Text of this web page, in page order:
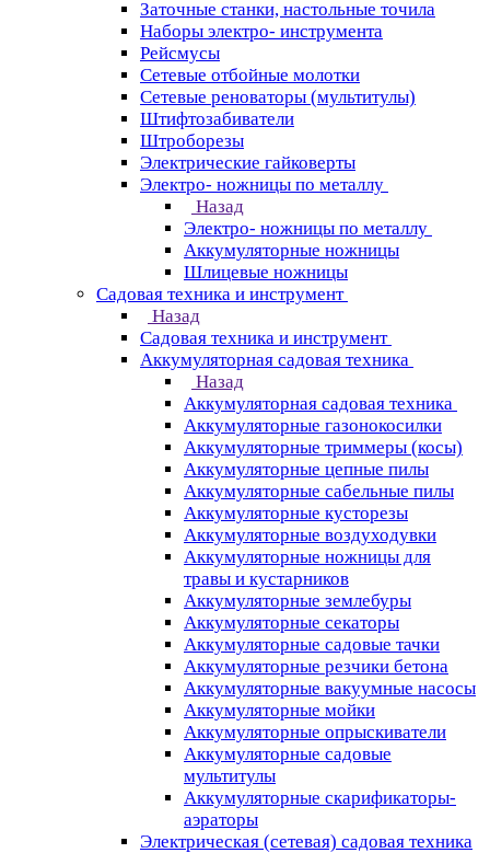
Заточные станки, настольные точила
Наборы электро- инструмента
Рейсмусы
Сетевые отбойные молотки
Сетевые реноваторы (мультитулы)
Штифтозабиватели
Штроборезы
Электрические гайковерты
Электро- ножницы по металлу
Назад
Электро- ножницы по металлу
Аккумуляторные ножницы
Шлицевые ножницы
Cадовая техника и инструмент
Назад
Cадовая техника и инструмент
Аккумуляторная садовая техника
Назад
Аккумуляторная садовая техника
Аккумуляторные газонокосилки
Аккумуляторные триммеры (косы)
Аккумуляторные цепные пилы
Аккумуляторные сабельные пилы
Аккумуляторные кусторезы
Аккумуляторные воздуходувки
Аккумуляторные ножницы для
травы и кустарников
Аккумуляторные землебуры
Аккумуляторные секаторы
Аккумуляторные садовые тачки
Аккумуляторные резчики бетона
Аккумуляторные вакуумные насосы
Аккумуляторные мойки
Аккумуляторные опрыскиватели
Аккумуляторные садовые
мультитулы
Аккумуляторные скарификаторы-
аэраторы
Электрическая (сетевая) садовая техника